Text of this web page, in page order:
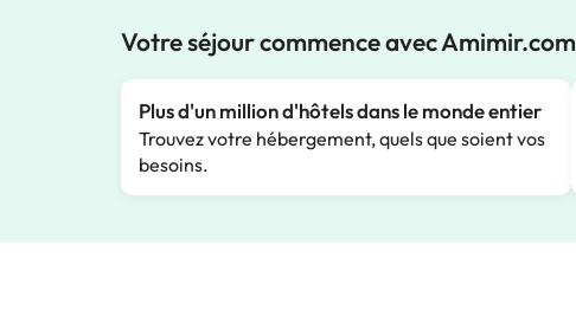
Votre séjour commence avec Amimir.com
Plus d'un million d'hôtels dans le monde entier
Trouvez votre hébergement, quels que soient vos
besoins.